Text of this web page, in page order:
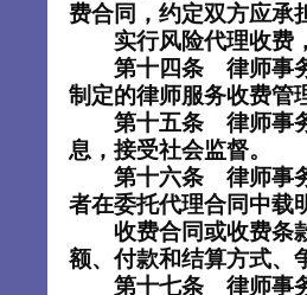
费合同，约定双方应承
实行风险代理收费，
第十四条 律师事
制定的律师服务收费管
第十五条 律师事
息，接受社会监督。
第十六条 律师事
者在委托代理合同中载
收费合同或收费条款
额、付款和结算方式、
第十七条 律师事